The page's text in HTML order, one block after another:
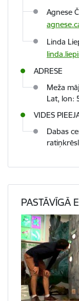
Agnese
Linda
ADRESE
Meža
Lat, lon:
VIDES
Dabas
PASTĀVĪGĀ